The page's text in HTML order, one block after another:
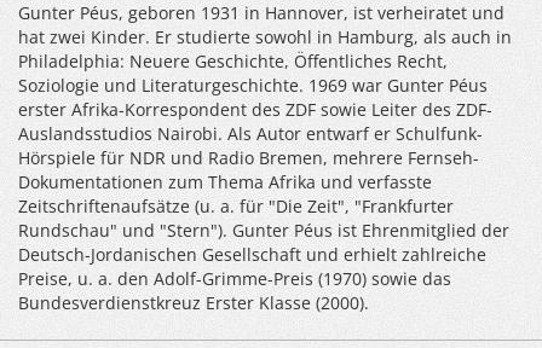
Gunter Péus, geboren 1931 in Hannover, ist verheiratet und
hat zwei Kinder. Er studierte sowohl in Hamburg, als auch in
Philadelphia: Neuere Geschichte, Öffentliches Recht,
Soziologie und Literaturgeschichte. 1969 war Gunter Péus
erster Afrika-Korrespondent des ZDF sowie Leiter des ZDF-
Auslandsstudios Nairobi. Als Autor entwarf er Schulfunk-
Hörspiele für NDR und Radio Bremen, mehrere Fernseh-
Dokumentationen zum Thema Afrika und verfasste
Zeitschriftenaufsätze (u. a. für "Die Zeit", "Frankfurter
Rundschau" und "Stern"). Gunter Péus ist Ehrenmitglied der
Deutsch-Jordanischen Gesellschaft und erhielt zahlreiche
Preise, u. a. den Adolf-Grimme-Preis (1970) sowie das
Bundesverdienstkreuz Erster Klasse (2000).